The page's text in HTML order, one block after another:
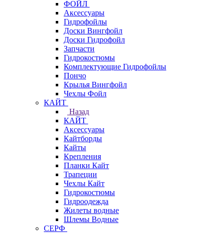
ФОЙЛ
Аксессуары
Гидрофойлы
Доски Вингфойл
Доски Гидрофойл
Запчасти
Гидрокостюмы
Комплектующие Гидрофойлы
Пончо
Крылья Вингфойл
Чехлы Фойл
КАЙТ
Назад
КАЙТ
Аксессуары
Кайтборды
Кайты
Крепления
Планки Кайт
Трапеции
Чехлы Кайт
Гидрокостюмы
Гидроодежда
Жилеты водные
Шлемы Водные
СЕРФ